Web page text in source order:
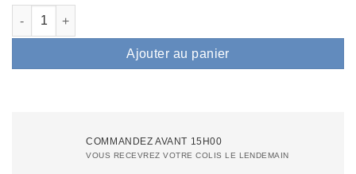
quantité de Air Essence™ Vortex V4 – Appareil de thérapie par
Ajouter au panier
COMMANDEZ AVANT 15H00
VOUS RECEVREZ VOTRE COLIS LE LENDEMAIN